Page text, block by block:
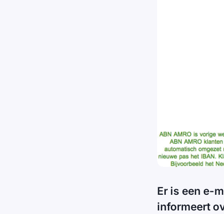
Er is een e-
informeert